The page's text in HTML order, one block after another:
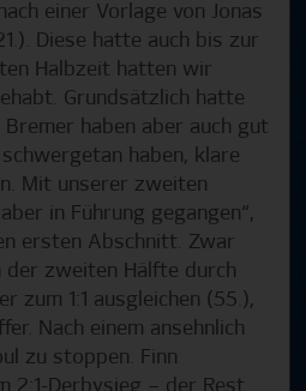
einer Vorlage von Jonas
Diese hatte auch bis zur
Halbzeit hatten wir
Grundsätzlich hatte
haben aber auch gut
haben, klare
Mit unserer zweiten
in Führung gegangen“,
ersten Abschnitt. Zwar
der zweiten Hälfte durch
zum 1:1 ausgleichen (55.),
Nach einem ansehnlich
zu stoppen. Finn
2:1-Derbysieg – der Rest